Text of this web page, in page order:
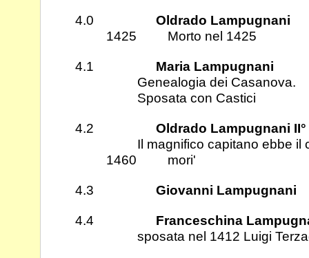
4.0 Oldrado Lampugnani
1425 Morto nel 1425
4.1 Maria Lampugnani
Genealogia dei Casanova.
Sposata con Castici
4.2 Oldrado Lampugnani II°
Il magnifico capitano ebbe il
1460 mori'
4.3 Giovanni Lampugnani
4.4 Franceschina
sposata nel 1412 Luigi